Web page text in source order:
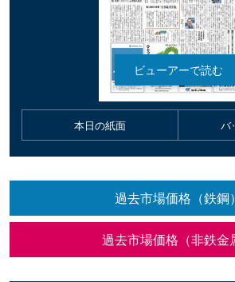
本日の紙面 バ
過去市場価格（鉄鋼）
過去市場価格（非鉄金